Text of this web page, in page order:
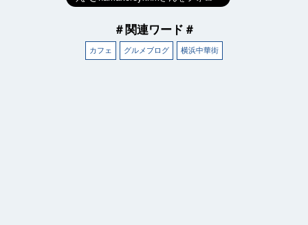
＃関連ワード＃
カフェ グルメブログ 横浜中華街